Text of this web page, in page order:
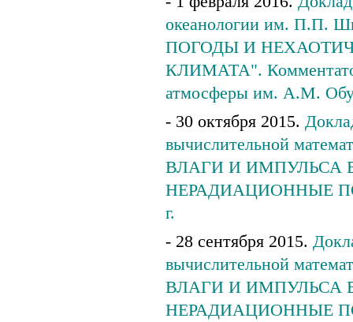
океанологии им.
ПОГОДЫ И
КЛИМАТА".
атмосферы им. А.М.
- 30 октября 2015.
вычислительной
ВЛАГИ И ИМПУЛЬСА
НЕРАДИАЦИОННЫЕ
г.
- 28 сентября 2015.
вычислительной
ВЛАГИ И ИМПУЛЬСА
НЕРАДИАЦИОННЫЕ